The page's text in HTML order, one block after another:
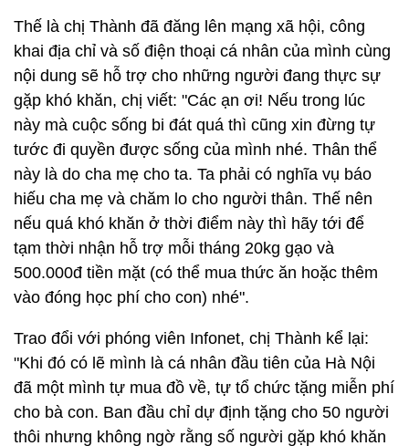
Thế là chị Thành đã đăng lên mạng xã hội, công
khai địa chỉ và số điện thoại cá nhân của mình cùng
nội dung sẽ hỗ trợ cho những người đang thực sự
gặp khó khăn, chị viết: "Các ạn ơi! Nếu trong lúc
này mà cuộc sống bi đát quá thì cũng xin đừng tự
tước đi quyền được sống của mình nhé. Thân thể
này là do cha mẹ cho ta. Ta phải có nghĩa vụ báo
hiếu cha mẹ và chăm lo cho người thân. Thế nên
nếu quá khó khăn ở thời điểm này thì hãy tới để
tạm thời nhận hỗ trợ mỗi tháng 20kg gạo và
500.000đ tiền mặt (có thể mua thức ăn hoặc thêm
vào đóng học phí cho con) nhé".
Trao đổi với phóng viên Infonet, chị Thành kể lại:
"Khi đó có lẽ mình là cá nhân đầu tiên của Hà Nội
đã một mình tự mua đồ về, tự tổ chức tặng miễn phí
cho bà con. Ban đầu chỉ dự định tặng cho 50 người
thôi nhưng không ngờ rằng số người gặp khó khăn